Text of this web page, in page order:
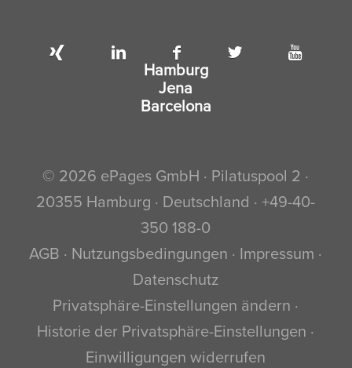
Hamburg
Jena
Barcelona
© 2026 ePages GmbH · Pilatuspool 2 ·
20355 Hamburg · Deutschland · +49-40-
350 188-0
AGB · Nutzungsbedingungen · Impressum ·
Datenschutz
Privatsphäre-Einstellungen ändern ·
Historie der Privatsphäre-Einstellungen ·
Einwilligungen widerrufen